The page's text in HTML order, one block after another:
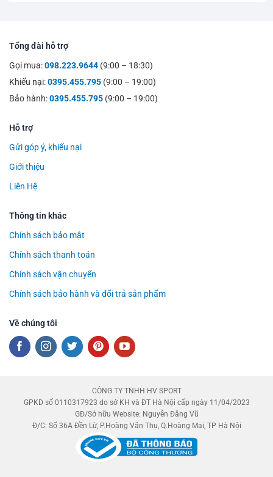
Tổng đài hỗ trợ
Gọi mua:098.223.9644 (9:00 – 18:30)
Khiếu nại:0395.455.795 (9:00 – 19:00)
Bảo hành:0395.455.795 (9:00 – 19:00)
Hỗ trợ
Gửi góp ý, khiếu nại
Giới thiệu
Liên Hệ
Thông tin khác
Chính sách bảo mật
Chính sách thanh toán
Chính sách vận chuyển
Chính sách bảo hành và đổi trả sản phẩm
Về chúng tôi
CÔNG TY TNHH HV SPORT
GPKD số 0110317923 do sở KH và ĐT Hà Nội cấp ngày 11/04/2023
GĐ/Sở hữu Website: Nguyễn Đăng Vũ
Đ/C: Số 36A Đền Lừ, P.Hoàng Văn Thụ, Q.Hoàng Mai, TP Hà Nội